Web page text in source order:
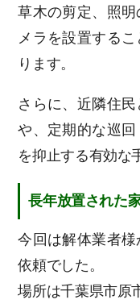
草木の剪定、照
メラを設置する
ります。
さらに、近隣住
や、定期的な巡
を抑止する有効な
長年放置された
今回は解体業者
依頼でした。
場所は千葉県市原